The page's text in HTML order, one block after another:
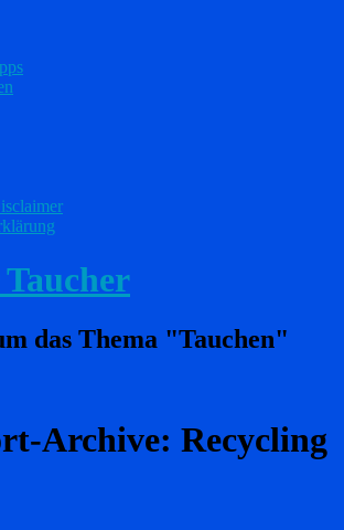
das Thema "Tauchen"
Archive: Recycling